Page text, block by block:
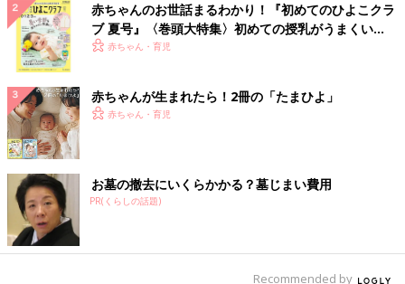
赤ちゃんのお世話まるわかり！『初めてのひよこクラ
ブ 夏号』〈巻頭大特集〉初めての授乳がうまくい
く！ おっぱい・ミルクの基本と夏のトラブル 解決テ
赤ちゃん・育児
赤ちゃんが生まれたら！2冊の「たまひよ」
赤ちゃん・育児
お墓の撤去にいくらかかる？墓じまい費用
PR(くらしの話題)
Recommended by